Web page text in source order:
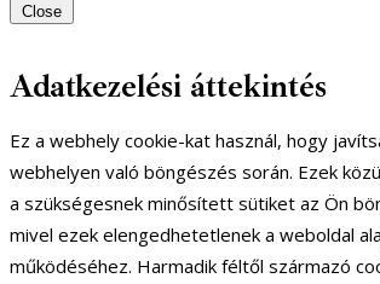
Close
Adatkezelési áttekintés
Ez a webhely cookie-kat használ, hogy
webhelyen való böngészés során. Ezek
a szükségesnek minősített sütiket az Ön
mivel ezek elengedhetetlenek a weboldal
működéséhez. Harmadik féltől származó